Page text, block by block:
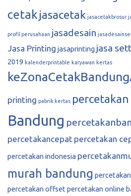
cetak jasacetak jasacetakbrosur
profil perusahaan jasadesain
Jasa Printing jasaprinting jasa
2019 kalenderprintable karyawan kertas
printing pabrik kertas percetakan
Bandung
percetakancepat percetakan
percetakan indonesia
murah bandung
percetakan offset percetakan online